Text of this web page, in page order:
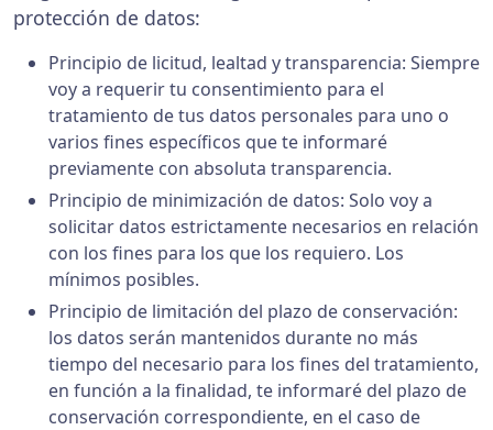
protección de datos:
Principio de licitud, lealtad y transparencia: Siempre
voy a requerir tu consentimiento para el
tratamiento de tus datos personales para uno o
varios fines específicos que te informaré
previamente con absoluta transparencia.
Principio de minimización de datos: Solo voy a
solicitar datos estrictamente necesarios en relación
con los fines para los que los requiero. Los
mínimos posibles.
Principio de limitación del plazo de conservación:
los datos serán mantenidos durante no más
tiempo del necesario para los fines del tratamiento,
en función a la finalidad, te informaré del plazo de
conservación correspondiente, en el caso de